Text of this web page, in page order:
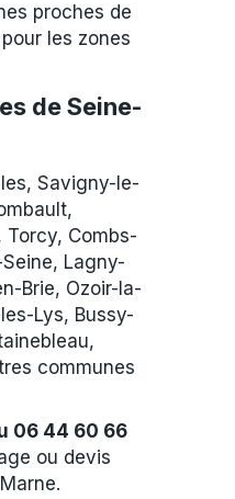
proches de
pour les zones
de Seine-
Savigny-le-
Torcy, Combs-
Lagny-
Brie, Ozoir-la-
Lys, Bussy-
communes
06 44 60 66
ou devis